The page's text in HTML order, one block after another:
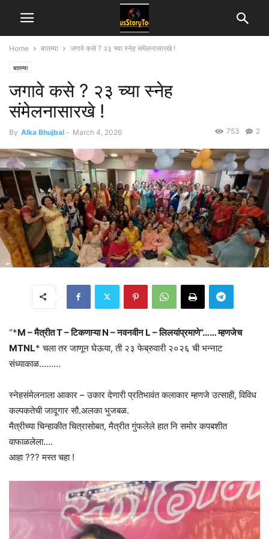
Home बातम्या जगावे कसे ? २३ च्या स्नेह संमेलनासारखे !
बातम्या
जगावे कसे ? २३ च्या स्नेह
संमेलनासारखे !
By Alka Bhujbal - March 4, 2026 2
753
“*M – मैत्रीत T – टिकणाऱ्या N – नवनवीन L – लिलयांप्रमाणे”…… म्हणजेच
MTNL* चला तर जाणून घेऊया, ती २३ फेब्रुवारी २०२६ ची भन्नाट
संध्याकाळ………
स्नेहसंमेलनाला आकार – उकार देणारी प्रतिभावंत कलाकार म्हणजे उत्साही, विविध
कल्पकतेची जादूगार सौ.अलका भुजबळ.
मैत्रीच्या चिन्हाकीत चित्रासोबत, मैत्रीत गुंफलेले हात नि समोर कपबशीत
वाफाळलेला….
आहा ??? मस्त चहा !